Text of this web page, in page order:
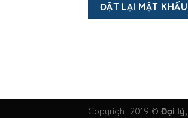
ĐẶT LẠI MẬT KHẨU
Copyright 2019 © Đại